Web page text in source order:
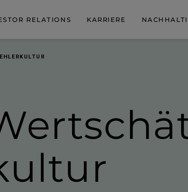
RELATIONS KARRIERE